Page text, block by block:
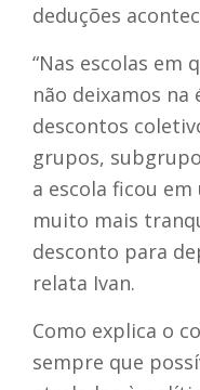
deduções
“Nas escolas em
não deixamos na
descontos
grupos,
a escola ficou
muito mais
desconto para
relata Ivan.
Como explica o
sempre que